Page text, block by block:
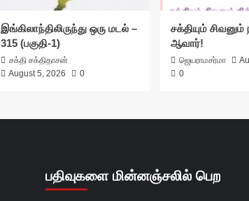
இங்கிலாந்திலிருந்து ஒரு மடல் –
315 (பகுதி-1)
சக்தி சக்திதாசன்
August 5, 2026
0
சக்தியும் சிவனும்
ஆவார்!
ஜெயராமசர்மா
0
பதிவுகளை மின்னஞ்சலில் பெற